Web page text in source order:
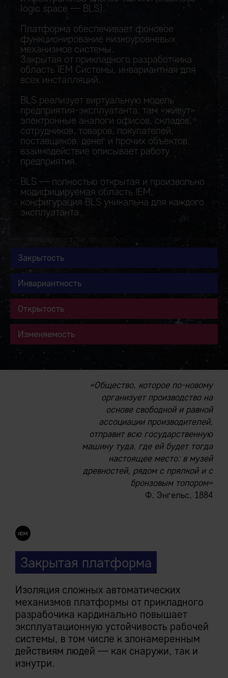
logic space — BLS).
Платформа обеспечивает фоновое
функционирование низкоуровневых
механизмов системы.
Закрытая от прикладного разработчика
область IEM Системы, инвариантная для
всех инсталляций.
BLS реализует виртуальную модель
предприятия-эксплуатанта: там «живут»
электронные аналоги офисов, складов,
сотрудников, товаров, покупателей,
поставщиков, денег и прочих объектов,
взаимодействие описывает работу
предприятия.
BLS — полностью открытая и произвольно
модифицируемая область IEM,
конфигурация BLS уникальна для каждого
эксплуатанта.
Закрытость
Инвариантность
Открытость
Изменяемость
«Общество, которое по-новому
организует производство на
основе свободной и равной
ассоциации производителей,
отправит всю государственную
машину туда, где ей будет тогда
настоящее место: в музей
древностей, рядом с прялкой и с
бронзовым топором»
Ф. Энгельс, 1884
Закрытая платформа
Изоляция сложных автоматических
механизмов платформы от прикладного
разрабочика кардинально повышает
эксплуатационную устойчивость рабочей
системы, в том числе к злонамеренным
действиям людей — как снаружи, так и
изнутри.